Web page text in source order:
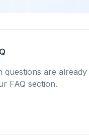
questions are already
FAQ section.
Firefox, Brave, Opera